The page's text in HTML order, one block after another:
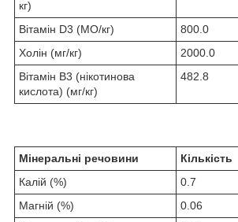
кг)
Вітамін D3 (МО/кг)
800.0
Холін (мг/кг)
2000.0
Вітамін B3 (нікотинова
кислота) (мг/кг)
482.8
Мінеральні речовини
Кількість
Калій (%)
0.7
Магній (%)
0.06